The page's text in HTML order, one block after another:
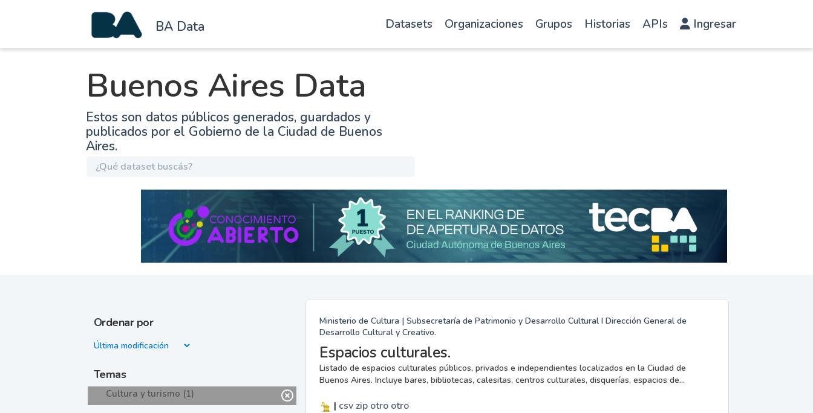
BA Data Datasets Organizaciones Grupos Historias APIs Ingresar
Buenos Aires Data
Estos son datos públicos generados, guardados y
publicados por el Gobierno de la Ciudad de Buenos
Aires.
Ordenar por
Temas
Cultura y turismo (1)
Ministerio de Cultura | Subsecretaría de Patrimonio y Desarrollo Cultural I Dirección General de
Desarrollo Cultural y Creativo.
Espacios culturales.
Listado de espacios culturales públicos, privados e independientes localizados en la Ciudad de
Buenos Aires. Incluye bares, bibliotecas, calesitas, centros culturales, disquerías, espacios de...
| csvzip otro otro